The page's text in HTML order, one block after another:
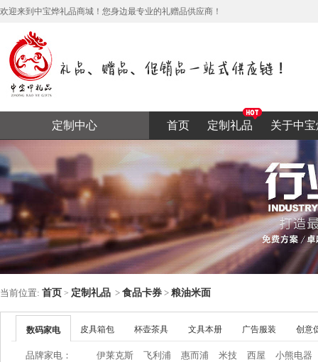
欢迎来到中宝烨礼品商城！您身边最专业的礼赠品供应商！
定制中心 首页 定制礼品 关于中宝
当前位置: 首页 > 定制礼品 > 食品卡券 > 粮油米面
数码家电 皮具箱包 杯壶茶具 文具本册 广告服装 创意
品牌家电： 伊莱克斯 飞利浦 惠而浦 米技 西屋
小熊电器